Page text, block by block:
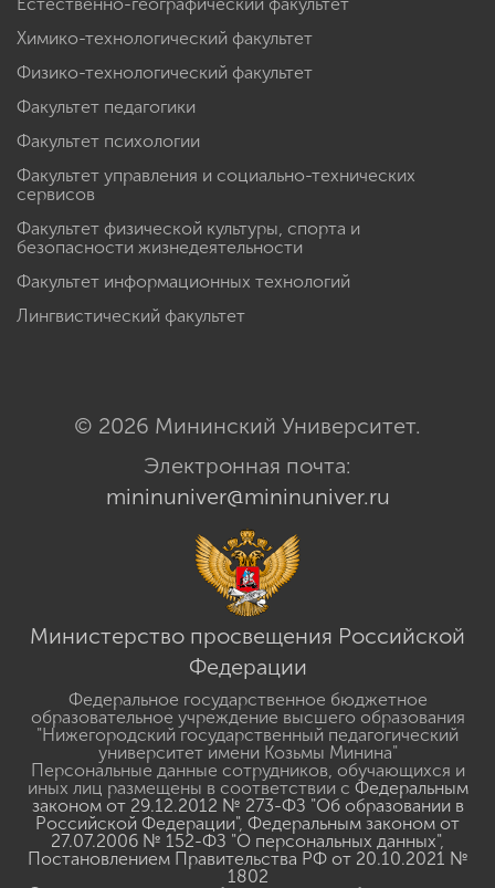
Химико-технологический факультет
Физико-технологический факультет
Факультет педагогики
Факультет психологии
Факультет управления и социально-технических
сервисов
Факультет физической культуры, спорта и
безопасности жизнедеятельности
Факультет информационных технологий
Лингвистический факультет
© 2026 Мининский Университет.
Электронная почта:
mininuniver@mininuniver.ru
Министерство просвещения Российской
Федерации
Федеральное государственное бюджетное
образовательное учреждение высшего образования
"Нижегородский государственный педагогический
университет имени Козьмы Минина"
Персональные данные сотрудников, обучающихся и
иных лиц размещены в соответствии с Федеральным
законом от 29.12.2012 № 273-ФЗ "Об образовании в
Российской Федерации", Федеральным законом от
27.07.2006 № 152-ФЗ "О персональных данных",
Постановлением Правительства РФ от 20.10.2021 №
1802